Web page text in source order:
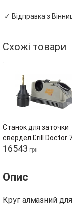
✓ Відправка з
Схожі товари
Станок для заточки
свердел Drill Doctor
16543 грн
Опис
Круг алмазний